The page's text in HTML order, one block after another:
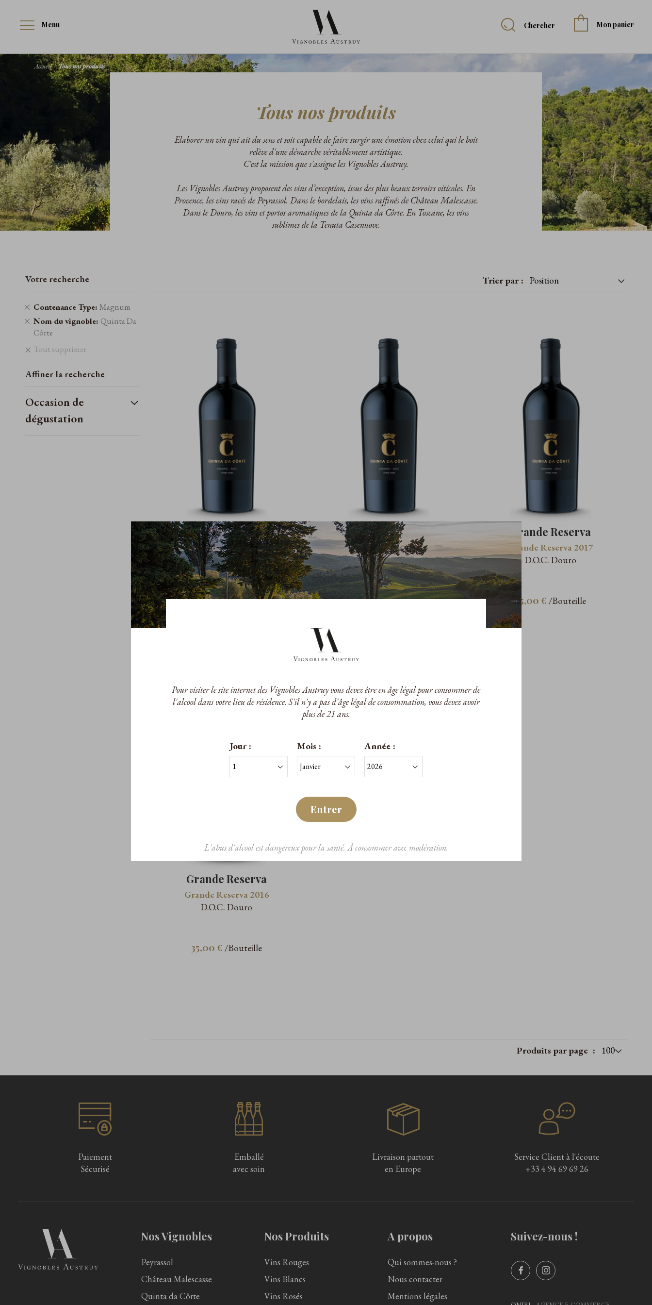
Pour visiter le site internet des Vignobles Austruy vous devez être en âge légal pour consommer de
l'alcool dans votre lieu de résidence. S'il n'y a pas d'âge légal de consommation, vous devez avoir
plus de 21 ans.
Jour : Mois : Année :
Entrer
L'abus d'alcool est dangereux pour la santé. À consommer avec modération.
Menu Mon panier
Chercher
Tous nos produits
Elaborer un vin qui ait du sens et soit capable de faire surgir une émotion chez celui qui le boit
relève d'une démarche véritablement artistique.
C'est la mission que s'assigne les Vignobles Austruy.
Les Vignobles Austruy proposent des vins d’exception, issus des plus beaux terroirs viticoles. En
Provence, les vins racés de Peyrassol. Dans le bordelais, les vins raffinés de Château Malescasse.
Dans le Douro, les vins et portos aromatiques de la Quinta da Côrte. En Toscane, les vins
sublimes de la Tenuta Casenuove.
Accueil Tous nos produits
Trier par
Grande Reserva
Grande Reserva 2019
D.O.C. Douro
35,00 €/Bouteille
Grande Reserva
Grande Reserva 2018
D.O.C. Douro
35,00 €/Bouteille
Grande Reserva
Grande Reserva 2017
D.O.C. Douro
35,00 € /Bouteille
Grande Reserva
Grande Reserva 2016
D.O.C. Douro
35,00 € /Bouteille
Produits par page
Votre recherche
Contenance Type Magnum
Retirer
cet
élément
Nom du vignoble Quinta Da
Côrte
Retirer
cet
Tout supprimer
Affiner la recherche
Occasion de
dégustation
Paiement
Sécurisé
Emballé
avec soin
Livraison partout
en Europe
Service Client à l'écoute
+33 4 94 69 69 26
Nos Vignobles
Peyrassol
Château Malescasse
Quinta da Côrte
Nos Produits
Vins Rouges
Vins Blancs
Vins Rosés
A propos
Qui sommes-nous ?
Nous contacter
Mentions légales
Suivez-nous !